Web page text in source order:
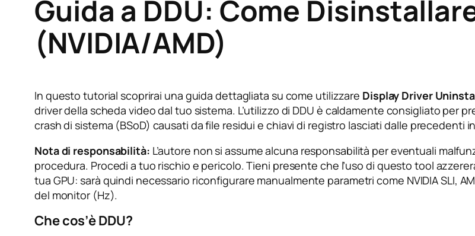
Guida a DDU: Come
(NVIDIA/AMD)
In questo tutorial scoprirai una guida dettagliata su come utilizzare Display Driver
driver della scheda video dal tuo sistema. L’utilizzo di DDU è caldamente consigliato per
crash di sistema (BSoD) causati da file residui e chiavi di registro lasciati dalle precedenti
Nota di responsabilità: L’autore non si assume alcuna responsabilità per eventuali
procedura. Procedi a tuo rischio e pericolo. Tieni presente che l’uso di questo tool
tua GPU: sarà quindi necessario riconfigurare manualmente parametri come NVIDIA SLI,
del monitor (Hz).
Che cos’è DDU?